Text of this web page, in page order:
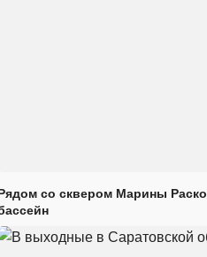
со сквером Марины